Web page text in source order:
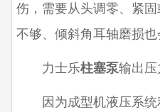
伤，需要从头调零、紧
不够、倾斜角耳轴磨损也
力士乐柱塞泵输出压
因为成型机液压系统